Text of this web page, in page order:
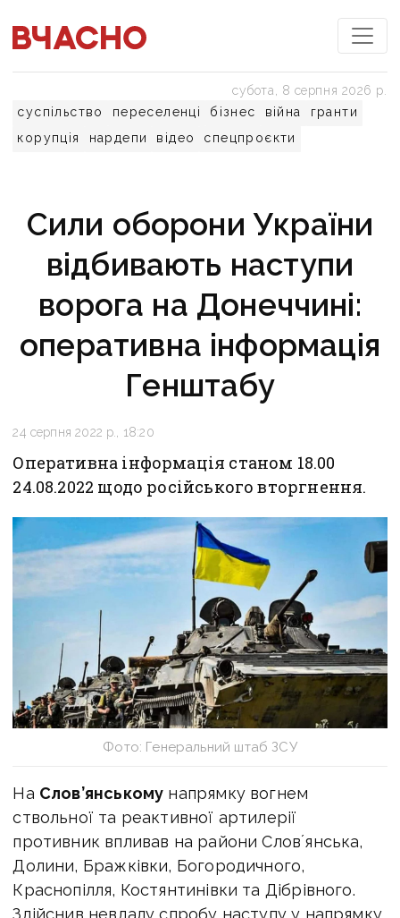
суспільство переселенці бізнес війна
гранти
корупція
нардепи відео спецпроєкти
субота, 8 серпня 2026 р.
Сили оборони України
відбивають наступи
ворога на Донеччині:
оперативна інформація
Генштабу
24 серпня 2022 р., 18:20
Оперативна інформація станом 18.00
24.08.2022 щодо російського вторгнення.
Фото: Генеральний штаб ЗСУ
На Слов’янському напрямку вогнем
ствольної та реактивної артилерії
противник впливав на райони Словʼянська,
Долини, Бражківки, Богородичного,
Краснопілля, Костянтинівки та Дібрівного.
Здійснив невдалу спробу наступу у напрямку